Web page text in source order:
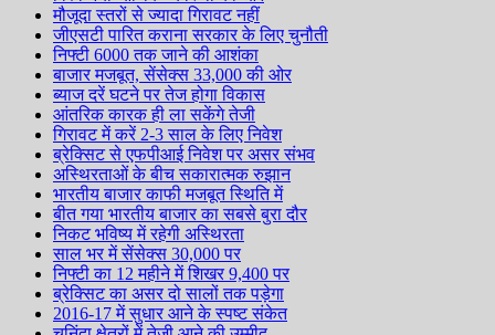
मौजूदा स्तरों से ज्यादा गिरावट नहीं
जीएसटी पारित कराना सरकार के लिए चुनौती
निफ्टी 6000 तक जाने की आशंका
बाजार मजबूत, सेंसेक्स 33,000 की ओर
ब्याज दरें घटने पर तेज होगा विकास
आंतरिक कारक ही ला सकेंगे तेजी
गिरावट में करें 2-3 साल के लिए निवेश
ब्रेक्सिट से एफपीआई निवेश पर असर संभव
अस्थिरताओं के बीच सकारात्मक रुझान
भारतीय बाजार काफी मजबूत स्थिति में
बीत गया भारतीय बाजार का सबसे बुरा दौर
निकट भविष्य में रहेगी अस्थिरता
साल भर में सेंसेक्स 30,000 पर
निफ्टी का 12 महीने में शिखर 9,400 पर
ब्रेक्सिट का असर दो सालों तक पड़ेगा
2016-17 में सुधार आने के स्पष्ट संकेत